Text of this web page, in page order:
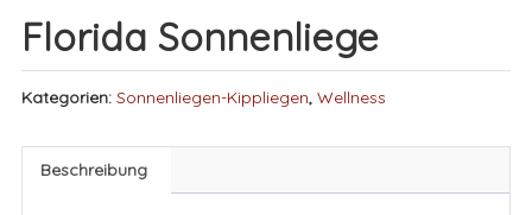
Florida Sonnenliege
Kategorien: Sonnenliegen-Kippliegen, Wellness
Beschreibung